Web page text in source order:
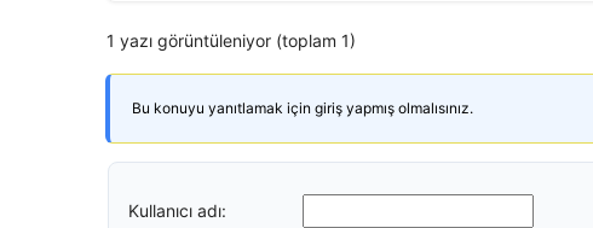
1 yazı görüntüleniyor (toplam 1)
Bu konuyu yanıtlamak için giriş yapmış olmalısınız.
Kullanıcı adı: